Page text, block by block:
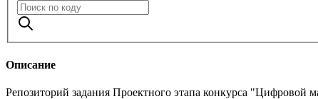
Описание
Репозиторий задания Проектного этапа конкурса "Цифровой